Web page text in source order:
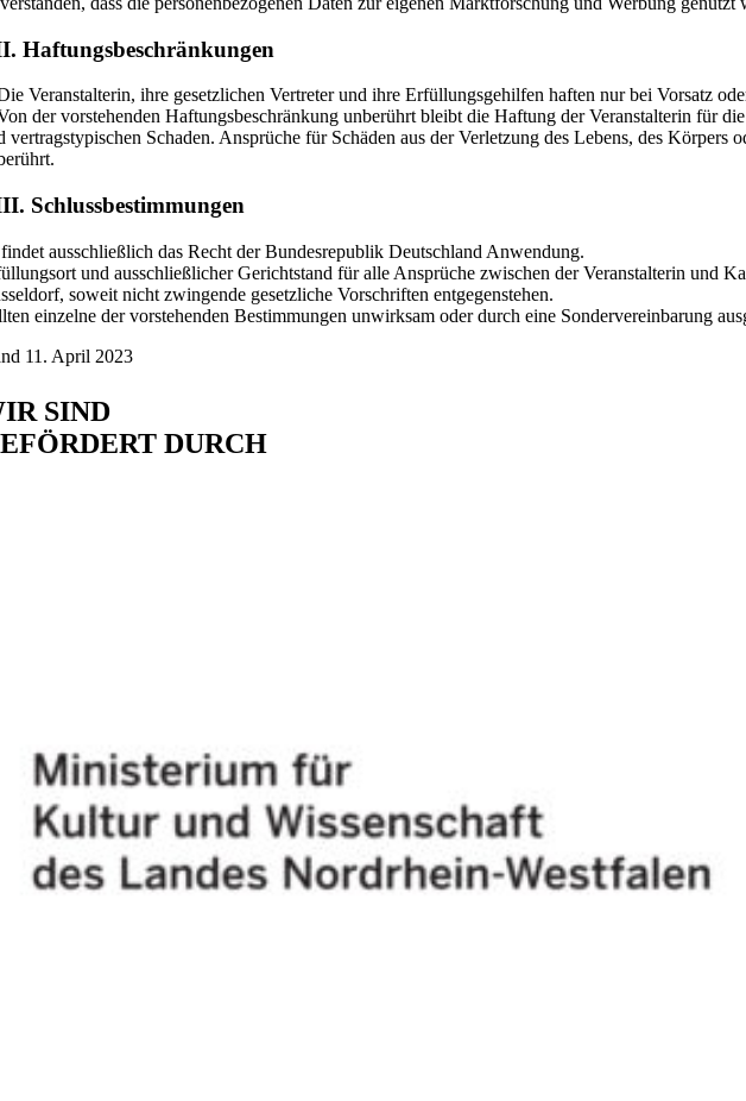
Haftungsbeschränkungen
Veranstalterin, ihre gesetzlichen Vertreter und ihre Erfüllungsgehilfen haften nur bei Vorsatz
der vorstehenden Haftungsbeschränkung unberührt bleibt die Haftung der Veranstalterin für
vertragstypischen Schaden. Ansprüche für Schäden aus der Verletzung des Lebens, des
Schlussbestimmungen
ausschließlich das Recht der Bundesrepublik Deutschland Anwendung.
und ausschließlicher Gerichtstand für alle Ansprüche zwischen der Veranstalterin und
soweit nicht zwingende gesetzliche Vorschriften entgegenstehen.
einzelne der vorstehenden Bestimmungen unwirksam oder durch eine Sondervereinbarung
11. April 2023
SIND
DURCH